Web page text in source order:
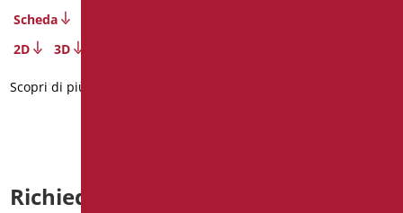
Scheda
2D
3D
Scopri di più
Richiedi informazioni